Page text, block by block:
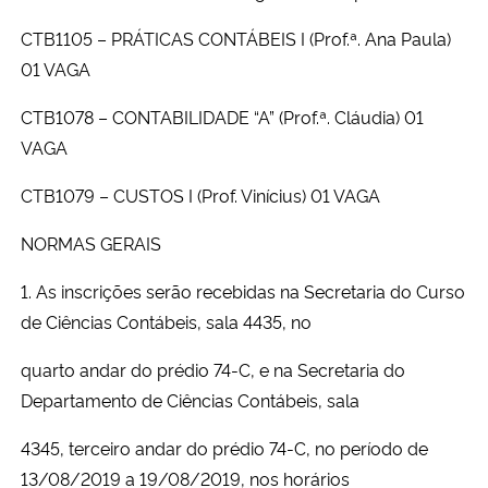
Secretaria-Geral
Secretaria de Governo
CTB1105 – PRÁTICAS CONTÁBEIS I (Prof.ª. Ana Paula)
01 VAGA
CTB1078 – CONTABILIDADE “A” (Prof.ª. Cláudia) 01
VAGA
CTB1079 – CUSTOS I (Prof. Vinícius) 01 VAGA
NORMAS GERAIS
1. As inscrições serão recebidas na Secretaria do Curso
de Ciências Contábeis, sala 4435, no
quarto andar do prédio 74-C, e na Secretaria do
Departamento de Ciências Contábeis, sala
4345, terceiro andar do prédio 74-C, no período de
13/08/2019 a 19/08/2019, nos horários